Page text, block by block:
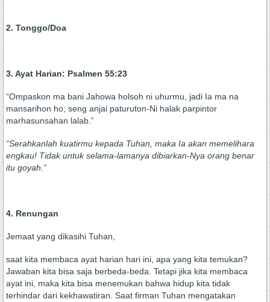
2. Tonggo/Doa
3. Ayat Harian: Psalmen 55:23
“Ompaskon ma bani Jahowa holsoh ni uhurmu, jadi Ia ma na
mansarihon ho; seng anjai paturuton-Ni halak parpintor
marhasunsahan lalab.”
“Serahkanlah kuatirmu kepada Tuhan, maka Ia akan memelihara
engkau! Tidak untuk selama-lamanya dibiarkan-Nya orang benar
itu goyah.”
4. Renungan
Jemaat yang dikasihi Tuhan,
saat kita membaca ayat harian hari ini, apa yang kita temukan?
Jawaban kita bisa saja berbeda-beda. Tetapi jika kita membaca
ayat ini, maka kita bisa menemukan bahwa hidup kita tidak
terhindar dari kekhawatiran. Saat firman Tuhan mengatakan